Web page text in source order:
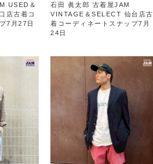
USED＆
店古着コ
7月27日
石田 眞太郎 古着屋JAM
VINTAGE＆SELECT 仙台店古
着コーディネートスナップ7月
24日